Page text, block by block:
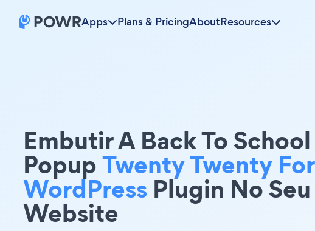
Apps Plans & PricingAboutResources
Embutir A Back To School
PopupTwenty Twenty For
WordPress Plugin No Seu
Website